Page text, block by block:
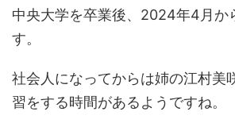
中央大学を卒業後、2024年4月か
す。
社会人になってからは姉の江村美
習をする時間があるようですね。